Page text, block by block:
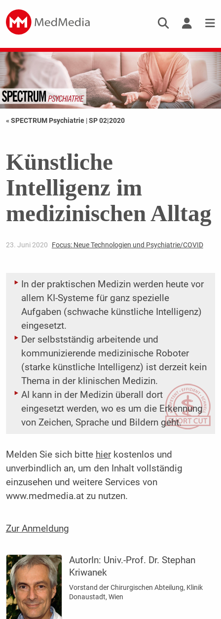
« SPECTRUM Psychiatrie |SP 02|2020
Künstliche
Intelligenz im
medizinischen Alltag
23. Juni 2020 Focus: Neue Technologien und Psychiatrie/COVID
In der praktischen Medizin werden heute vor
allem KI-Systeme für ganz spezielle
Aufgaben (schwache künstliche Intelligenz)
eingesetzt.
Der selbstständig arbeitende und
kommunizierende medizinische Roboter
(starke künstliche Intelligenz) ist derzeit kein
Thema in der klinischen Medizin.
AI kann in der Medizin überall dort
eingesetzt werden, wo es um die Erkennung
von Zeichen, Sprache und Bildern geht.
Melden Sie sich bitte hierkostenlos und
unverbindlich an, um den Inhalt vollständig
einzusehen und weitere Services von
www.medmedia.at zu nutzen.
Zur Anmeldung
AutorIn: Univ.-Prof. Dr. Stephan
Kriwanek
Vorstand der Chirurgischen Abteilung, Klinik
Donaustadt, Wien